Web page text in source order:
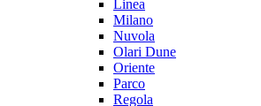
Linea
Milano
Nuvola
Olari Dune
Oriente
Parco
Regola